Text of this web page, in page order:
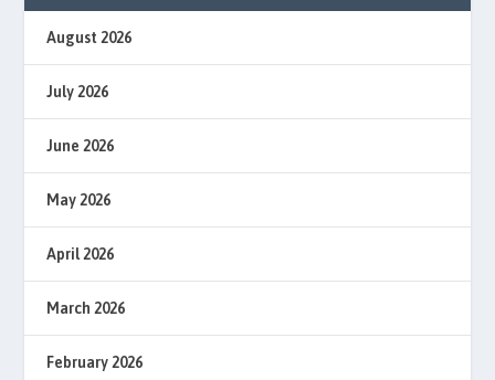
August 2026
July 2026
June 2026
May 2026
April 2026
March 2026
February 2026